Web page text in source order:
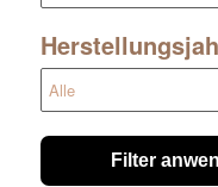
Filter